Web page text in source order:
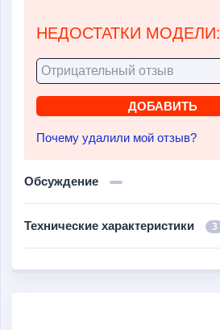
НЕДОСТАТКИ МОДЕЛИ:
Почему удалили мой отзыв?
Обсуждение
Технические характеристики 3